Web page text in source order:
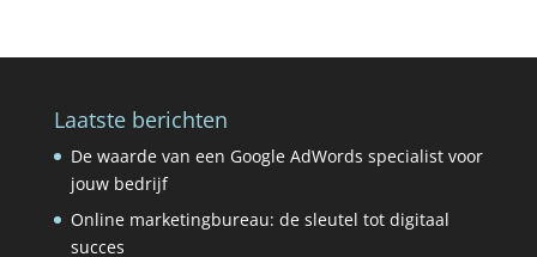
Laatste berichten
De waarde van een Google AdWords specialist voor
jouw bedrijf
Online marketingbureau: de sleutel tot digitaal
succes